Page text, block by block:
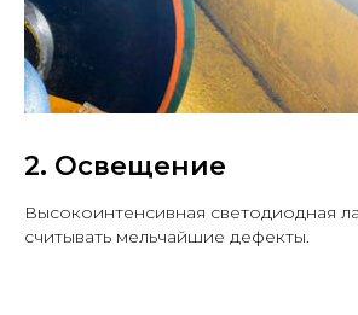
2. Освещение
Высокоинтенсивная светодиодная
считывать мельчайшие дефекты.